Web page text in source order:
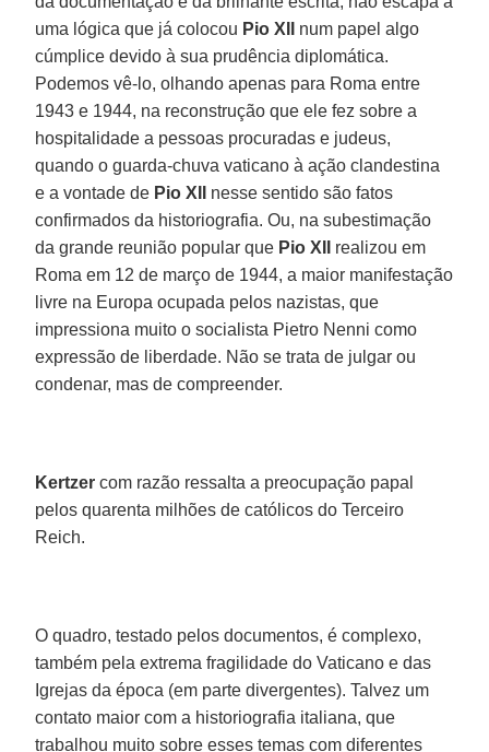
uma lógica que já colocou Pio XII
num papel algo
cúmplice devido à sua prudência diplomática.
Podemos vê-lo, olhando apenas para Roma entre
1943 e 1944, na reconstrução que ele fez sobre a
hospitalidade a pessoas procuradas e judeus,
quando o guarda-chuva vaticano à ação clandestina
e a vontade de Pio XII
nesse sentido são fatos
confirmados da historiografia. Ou, na subestimação
da grande reunião popular que Pio XII
realizou em
Roma em 12 de março de 1944, a maior manifestação
livre na Europa ocupada pelos nazistas, que
impressiona muito o socialista Pietro Nenni como
expressão de liberdade. Não se trata de julgar ou
condenar, mas de compreender.
Kertzer com razão ressalta a preocupação papal
pelos quarenta milhões de católicos do Terceiro
Reich.
O quadro, testado pelos documentos, é complexo,
também pela extrema fragilidade do Vaticano e das
Igrejas da época (em parte divergentes). Talvez um
contato maior com a historiografia italiana, que
trabalhou muito sobre esses temas com diferentes